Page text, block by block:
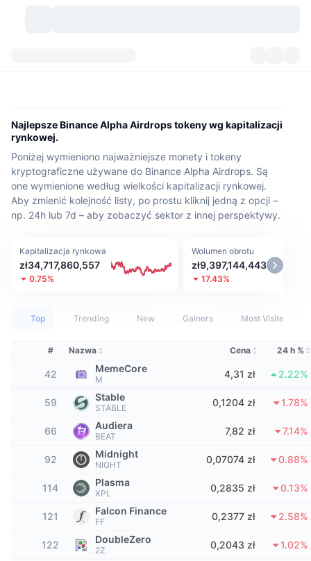
Migawki historyczne
Odblokowania tokenów
Yields
Aktywa w świecie rzeczywistym
Tabele liderów
Nadchodzące
Ostatnio dodane
Wzrosty i spadki
Najczęściej wyświetlane
Nastawienie społeczności
Przegląd rynku
Rynek Spot
Liczba kryptowalut
Bitcoin Skarbce
BNB Skarbce
Wpływy/odpływy na giełdy
Wskaźniki
Indeks strachu i chciwości.
Indeks sezonu Altcoinów
Wskaźniki cyklu rynkowego
Dominacja Bitcoina
CoinMarketCap 20 Index
Sygnały
Popularne
Nowy
Zyskujące
Eksplorator memów
Najlepsi Traderzy
Giełdy
Scentralizowane giełdy
Spot
Instrumenty pochodne
Społeczność
Feed
Tematy
Na żywo
Artykuły
Sentyment
API
API
API Krypto
DEX API
Biznes
Dokumentacja
Integracje AI
Produkty
Produkty
Przelicznik
Newsletter
CMC Launch
CMC Labs
CMC Max
Najważniejsze wiadomości
Bot Telegramu
Reklama
Najlepsze Binance Alpha Airdrops tokeny wg kapitalizacji
rynkowej.
Poniżej wymieniono najważniejsze monety i tokeny
kryptograficzne używane do Binance Alpha Airdrops. Są
one wymienione według wielkości kapitalizacji rynkowej.
Aby zmienić kolejność listy, po prostu kliknij jedną z opcji –
np. 24h lub 7d – aby zobaczyć sektor z innej perspektywy.
Kapitalizacja rynkowa
zł34,717,860,557
0.75%
Wolumen obrotu
zł9,397,144,443
17.43%
Top Trending New Gainers Most Visited
# Nazwa Cena 24 h %
42 MemeCore
M 4,31 zł 2.22%
59 Stable
STABLE 0,1204 zł 1.78%
66 Audiera
BEAT 7,82 zł 7.14%
92 Midnight
NIGHT 0,07074 zł 0.88%
114 Plasma
XPL 0,2835 zł 0.13%
121 Falcon Finance
FF 0,2377 zł 2.58%
122 DoubleZero
2Z 0,2043 zł 1.02%